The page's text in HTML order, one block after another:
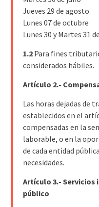
Jueves 29 de agosto
Lunes 07 de octubre
Lunes 30 y Martes 31
1.2Para fines
considerados hábiles.
Artículo 2.-
Las horas dejadas de
establecidos en el
compensadas en la
laborable, o en la
de cada entidad
necesidades.
Artículo 3.- Servicios
público